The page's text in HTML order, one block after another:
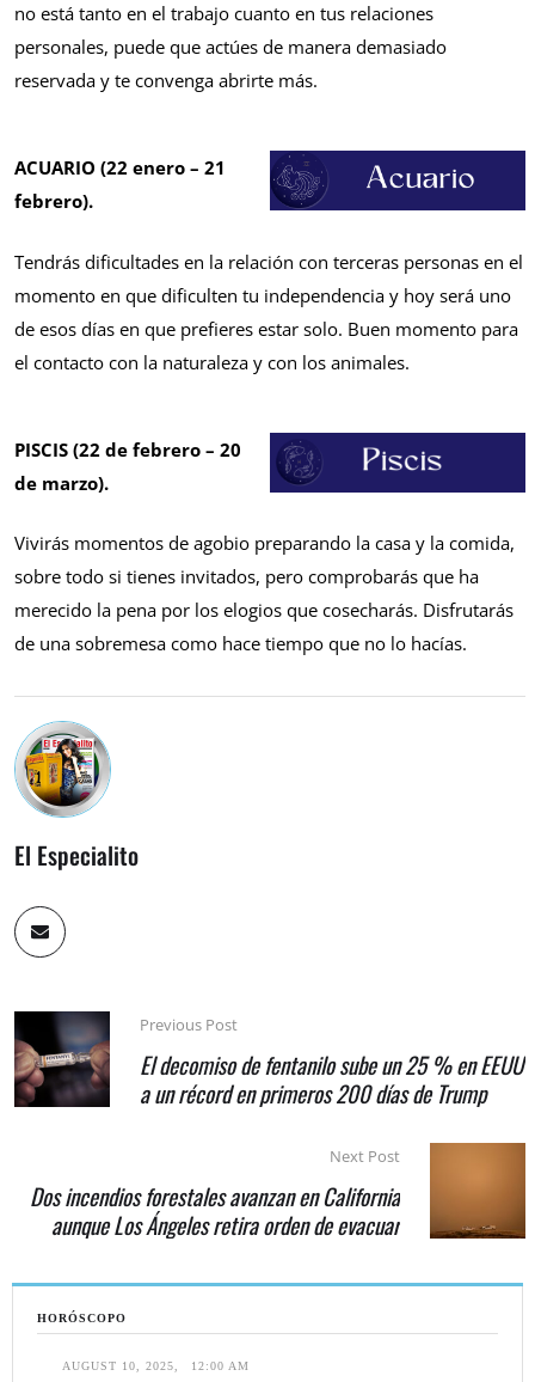
HORÓSCOPO
AUGUST 10, 2025, 12:00 AM
no está tanto en el trabajo cuanto en tus relaciones
personales, puede que actúes de manera demasiado
reservada y te convenga abrirte más.
ACUARIO (22 enero – 21
febrero).
Tendrás dificultades en la relación con terceras personas en el
momento en que dificulten tu independencia y hoy será uno
de esos días en que prefieres estar solo. Buen momento para
el contacto con la naturaleza y con los animales.
PISCIS (22 de febrero – 20
de marzo).
Vivirás momentos de agobio preparando la casa y la comida,
sobre todo si tienes invitados, pero comprobarás que ha
merecido la pena por los elogios que cosecharás. Disfrutarás
de una sobremesa como hace tiempo que no lo hacías.
El Especialito
Previous Post
El decomiso de fentanilo sube un 25 % en EEUU
a un récord en primeros 200 días de Trump
Next Post
Dos incendios forestales avanzan en California
aunque Los Ángeles retira orden de evacuar